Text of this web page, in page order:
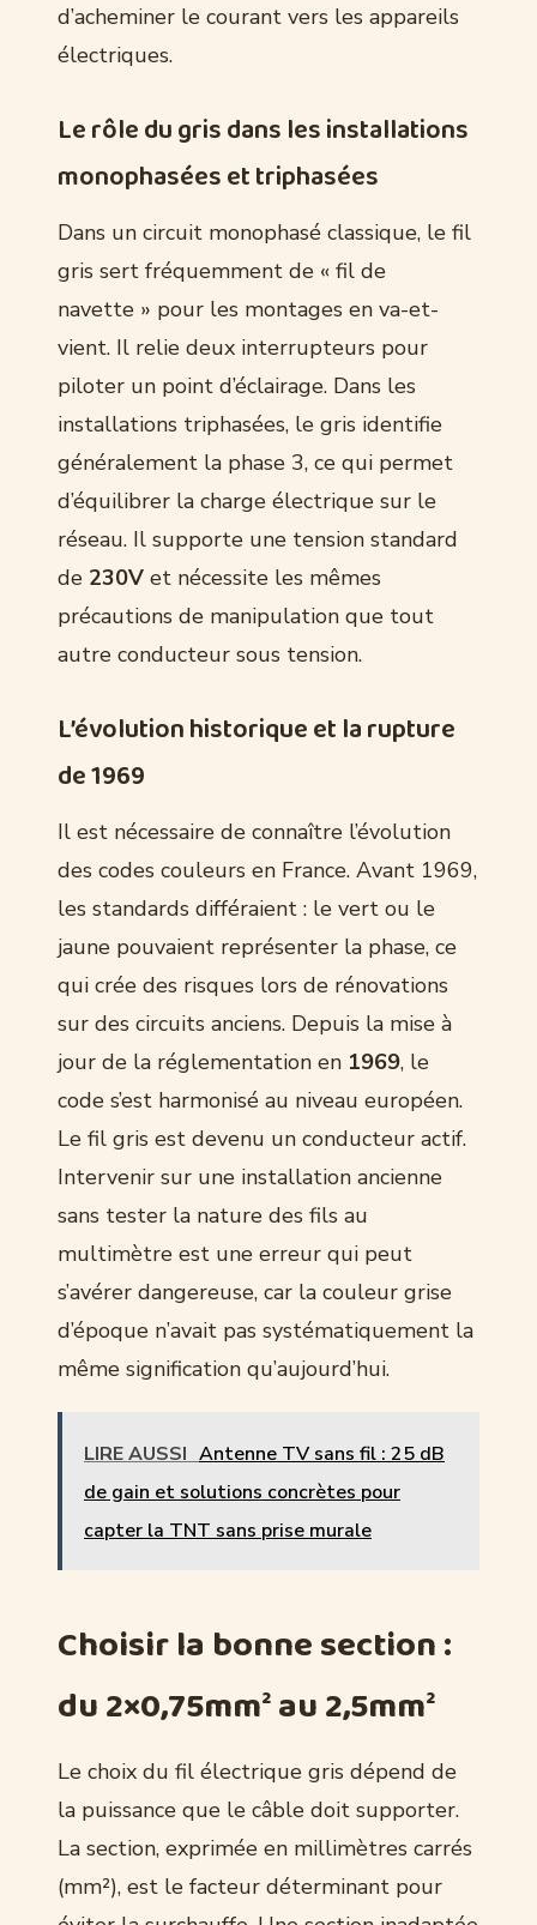
d’acheminer le courant vers les appareils
électriques.
Le rôle du gris dans les installations
monophasées et triphasées
Dans un circuit monophasé classique, le fil
gris sert fréquemment de « fil de
navette » pour les montages en va-et-
vient. Il relie deux interrupteurs pour
piloter un point d’éclairage. Dans les
installations triphasées, le gris identifie
généralement la phase 3, ce qui permet
d’équilibrer la charge électrique sur le
réseau. Il supporte une tension standard
de 230V et nécessite les mêmes
précautions de manipulation que tout
autre conducteur sous tension.
L’évolution historique et la rupture
de 1969
Il est nécessaire de connaître l’évolution
des codes couleurs en France. Avant 1969,
les standards différaient : le vert ou le
jaune pouvaient représenter la phase, ce
qui crée des risques lors de rénovations
sur des circuits anciens. Depuis la mise à
jour de la réglementation en 1969, le
code s’est harmonisé au niveau européen.
Le fil gris est devenu un conducteur actif.
Intervenir sur une installation ancienne
sans tester la nature des fils au
multimètre est une erreur qui peut
s’avérer dangereuse, car la couleur grise
d’époque n’avait pas systématiquement la
même signification qu’aujourd’hui.
LIRE AUSSI Antenne TV sans fil : 25 dB
de gain et solutions concrètes pour
capter la TNT sans prise murale
Choisir la bonne section :
du 2×0,75mm² au 2,5mm²
Le choix du fil électrique gris dépend de
la puissance que le câble doit supporter.
La section, exprimée en millimètres carrés
(mm²), est le facteur déterminant pour